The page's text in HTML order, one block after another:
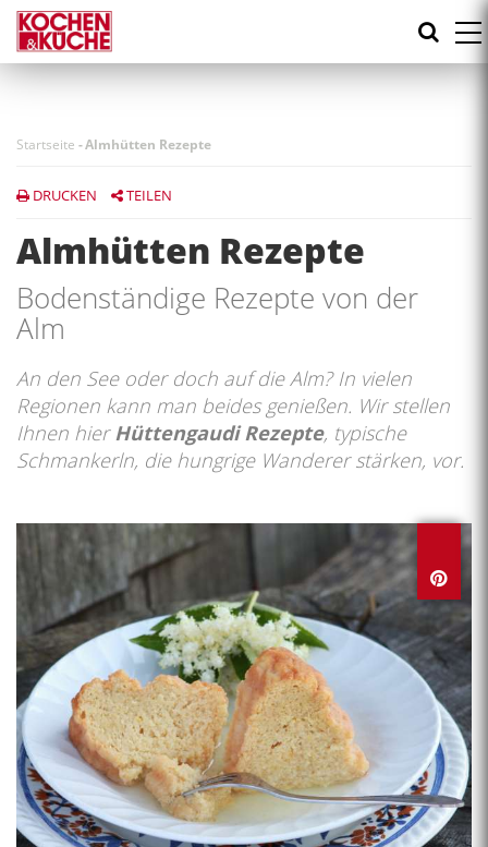
Direkt
zum
Inhalt
Startseite -Almhütten Rezepte
DRUCKEN TEILEN
Almhütten Rezepte
Bodenständige Rezepte von der
Alm
An den See oder doch auf die Alm? In vielen
Regionen kann man beides genießen. Wir stellen
Ihnen hier Hüttengaudi Rezepte, typische
Schmankerln, die hungrige Wanderer stärken, vor.